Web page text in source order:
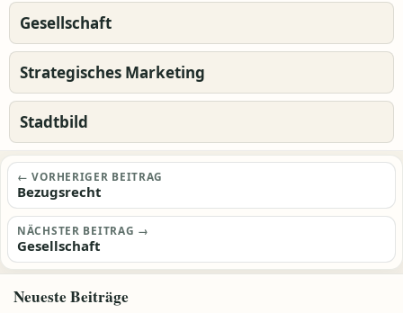
Gesellschaft
Strategisches Marketing
Stadtbild
Beitragsnavigation
← VORHERIGER BEITRAG
Bezugsrecht
NÄCHSTER BEITRAG →
Gesellschaft
Neueste Beiträge